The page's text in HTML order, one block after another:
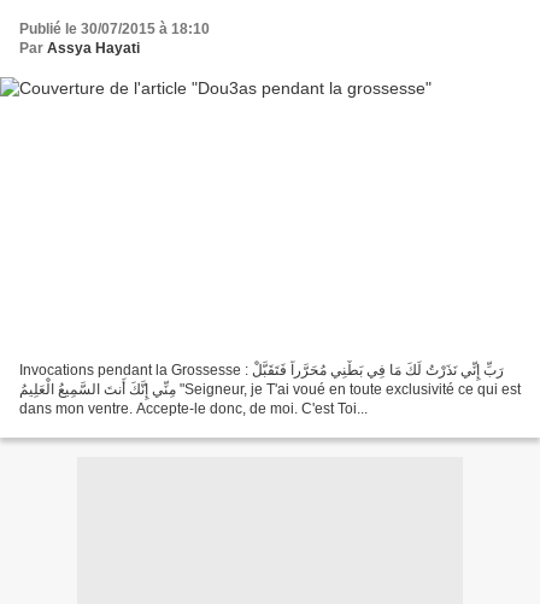
Publié le 30/07/2015 à 18:10
Par Assya Hayati
Invocations pendant la Grossesse : رَبِّ إِنِّي نَذَرْتُ لَكَ مَا فِي بَطْنِي مُحَرَّراً فَتَقَبَّلْ
مِنِّي إِنَّكَ أَنتَ السَّمِيعُ الْعَلِيمُ "Seigneur, je T'ai voué en toute exclusivité ce qui est
dans mon ventre. Accepte-le donc, de moi. C'est Toi...